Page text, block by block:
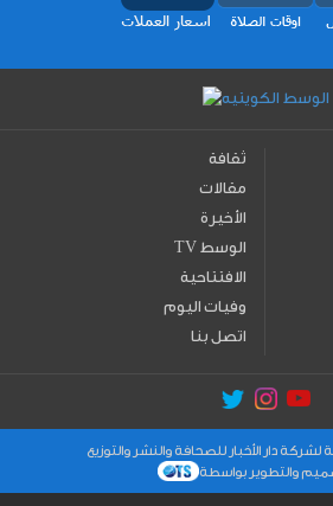
ثقافة
مقالات
الأخيرة
TV الوسط
الافتتاحية
وفيات اليوم
اتصل بنا
دار الأخبار للصحافة والنشر والتوزيع
والتطوير بواسطة